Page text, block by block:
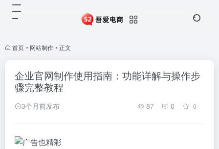
首页 • 网站制作 • 正文
企业官网制作使用指南：功能详解与操作步
骤完整教程
3个月前发布 87 0 0